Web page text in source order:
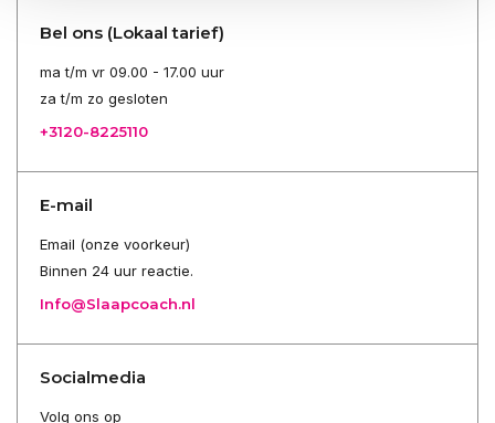
Bel ons (Lokaal tarief)
ma t/m vr 09.00 - 17.00 uur
za t/m zo gesloten
+3120-8225110
E-mail
Email (onze voorkeur)
Binnen 24 uur reactie.
Info@Slaapcoach.nl
Socialmedia
Volg ons op